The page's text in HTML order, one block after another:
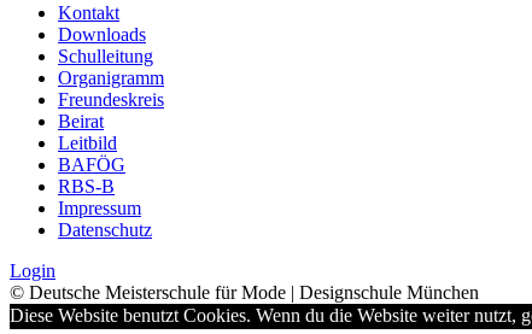
Kontakt
Downloads
Schulleitung
Organigramm
Freundeskreis
Beirat
Leitbild
BAFÖG
RBS-B
Impressum
Datenschutz
Login
© Deutsche Meisterschule für Mode | Designschule München
Diese Website benutzt Cookies. Wenn du die Website weiter nutzt,